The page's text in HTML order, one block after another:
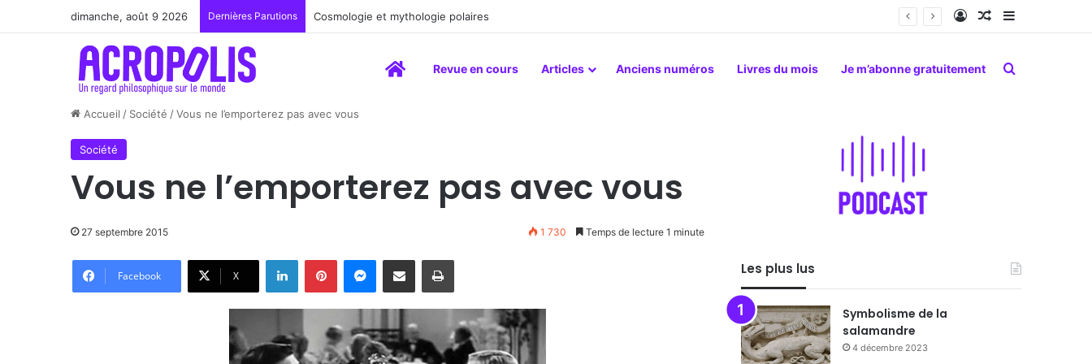
dimanche, août 9 2026 Dernières Parutions Renoir : la peinture comme un art du lien Connexion
Article Aléatoire
Sidebar
AccueilRevue en cours Articles Anciens numéros Livres du mois Je m’abonne gratuitement Rechercher
Accueil / Société /Vous ne l’emporterez pas avec vous
Société
Vous ne l’emporterez pas avec vous
27 septembre 2015 1 730 Temps de lecture 1 minute
Facebook X
LinkedinPinterestMessenger
Partager par email Imprimer
Les plus lus
Symbolisme de la
salamandre
4 décembre 2023